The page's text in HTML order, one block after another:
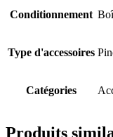
Conditionnement
Type d'accessoires
Catégories
Produits